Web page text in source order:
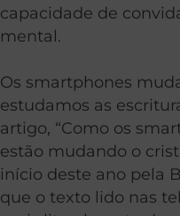
capacidade de
mental.
Os smartphones
estudamos as
artigo, “Como os
estão mudando o
início deste ano pela
que o texto lido nas